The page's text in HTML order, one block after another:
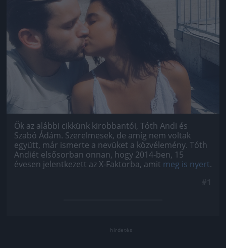
Jön még kép!
Ők az alábbi cikkünk kirobbantói, Tóth Andi és
Szabó Ádám. Szerelmesek, de amíg nem voltak
együtt, már ismerte a nevüket a közvélemény. Tóth
Andiét elsősorban onnan, hogy 2014-ben, 15
évesen jelentkezett az X-Faktorba, amit meg is nyert.